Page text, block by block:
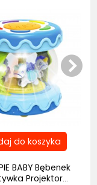
BABY Bębenek
Projektor...